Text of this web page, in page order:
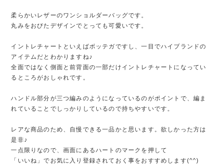
柔らかいレザーのワンショルダーバッグです。
丸みをおびたデザインでとっても可愛いです。
イントレチャートといえばボッテガですし、一目でハイブランドの
アイテムだとわかりますね♪
全面ではなく側面と前背面の一部だけイントレチャートになってい
るところがおしゃれです。
ハンドル部分が三つ編みのようになっているのがポイントで、編ま
れていることでしっかりしているので持ちやすいです。
レアな商品のため、自慢できる一品かと思います。欲しかった方は
是非♪
一点限りなので、画面にあるハートのマークを押して
「いいね」でお気に入り登録されておく事をおすすめします(^^)